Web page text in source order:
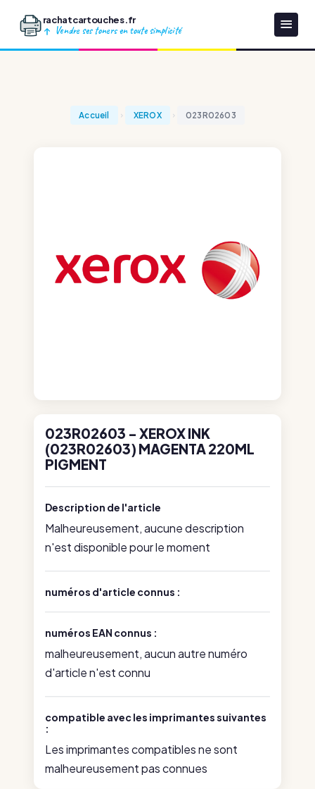
rachatcartouches.fr
Vendre ses toners en toute simplicité
Accueil XEROX 023R02603
023R02603 - XEROX INK
(023R02603) MAGENTA 220ML
PIGMENT
Description de l'article
Malheureusement, aucune description
n'est disponible pour le moment
numéros d'article connus :
numéros EAN connus :
malheureusement, aucun autre numéro
d'article n'est connu
compatible avec les imprimantes suivantes
:
Les imprimantes compatibles ne sont
malheureusement pas connues